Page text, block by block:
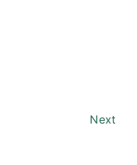
Next